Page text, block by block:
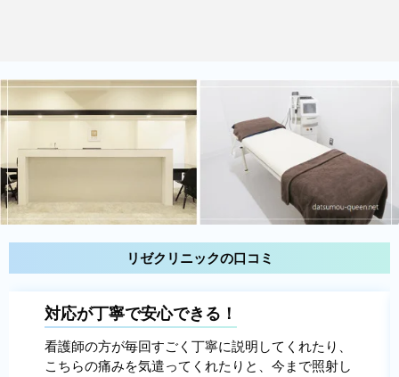
リゼクリニックの口コミ
対応が丁寧で安心できる！
看護師の方が毎回すごく丁寧に説明してくれたり、
こちらの痛みを気遣ってくれたりと、今まで照射し